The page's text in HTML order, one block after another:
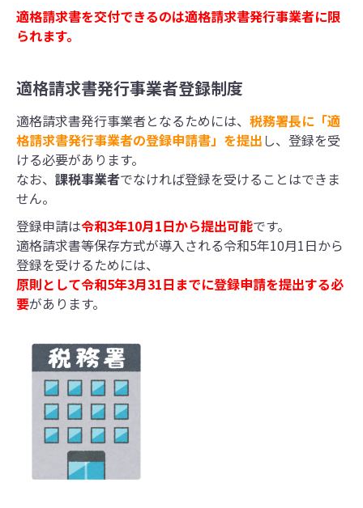
適格請求書を交付できるのは適格請求書発行事業者に限
られます。
適格請求書発行事業者登録制度
適格請求書発行事業者となるためには、 税務署長に「適
格請求書発行事業者の登録申請書」を提出 し、登録を受
ける必要があります。
なお、 課税事業者でなければ登録を受けることはできま
せん。
登録申請は令和3年10月1日から提出可能です。
適格請求書等保存方式が導入される令和5年10月1日から
登録を受けるためには、
原則として令和5年3月31日までに登録申請を提出する必
要があります。